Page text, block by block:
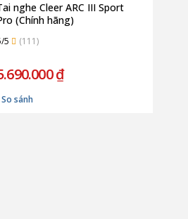
nghe Cleer ARC III Sport
(Chính hãng)
5 (111)
₫
So sánh